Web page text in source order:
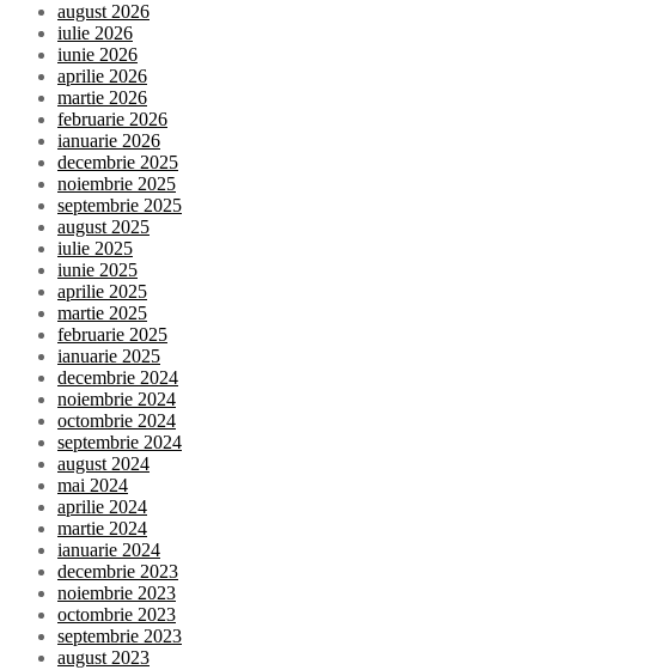
august 2026
iulie 2026
iunie 2026
aprilie 2026
martie 2026
februarie 2026
ianuarie 2026
decembrie 2025
noiembrie 2025
septembrie 2025
august 2025
iulie 2025
iunie 2025
aprilie 2025
martie 2025
februarie 2025
ianuarie 2025
decembrie 2024
noiembrie 2024
octombrie 2024
septembrie 2024
august 2024
mai 2024
aprilie 2024
martie 2024
ianuarie 2024
decembrie 2023
noiembrie 2023
octombrie 2023
septembrie 2023
august 2023